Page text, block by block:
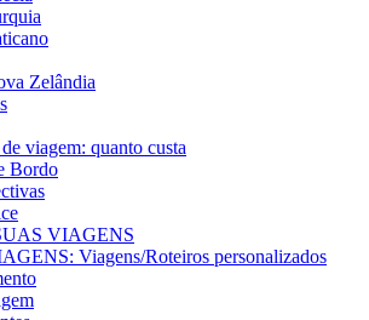
Zelândia
viagem: quanto custa
Bordo
VIAGENS
Viagens/Roteiros personalizados